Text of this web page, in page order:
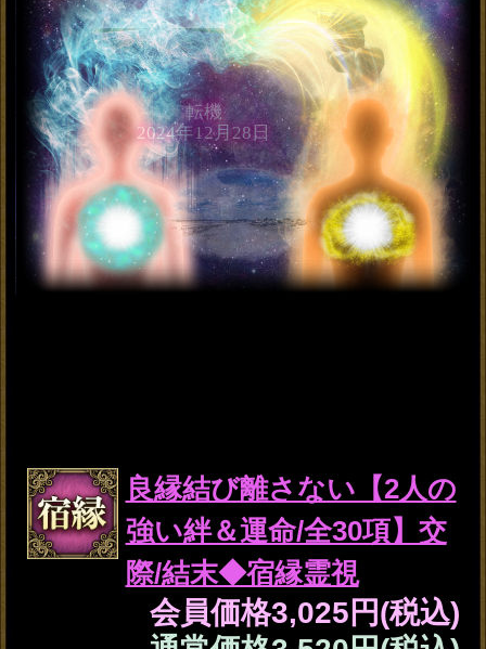
上司/友人/略奪≪大好きな
あの人が抱える本音≫恋
脈有無＆迎える運命
会員価格1,595円(税込)
通常価格1,760円(税込)
【復縁成就霊視】想いが
再び重なる日まで特定◆
あの人の未練＆愛結末
会員価格1,595円(税込)
通常価格
『この先2人は付き合え
る？』ハッキリ断言・恋
脈霊視◆絆/求める関係
会員価格1,265円(税込)
通常価格1,430円(税込)